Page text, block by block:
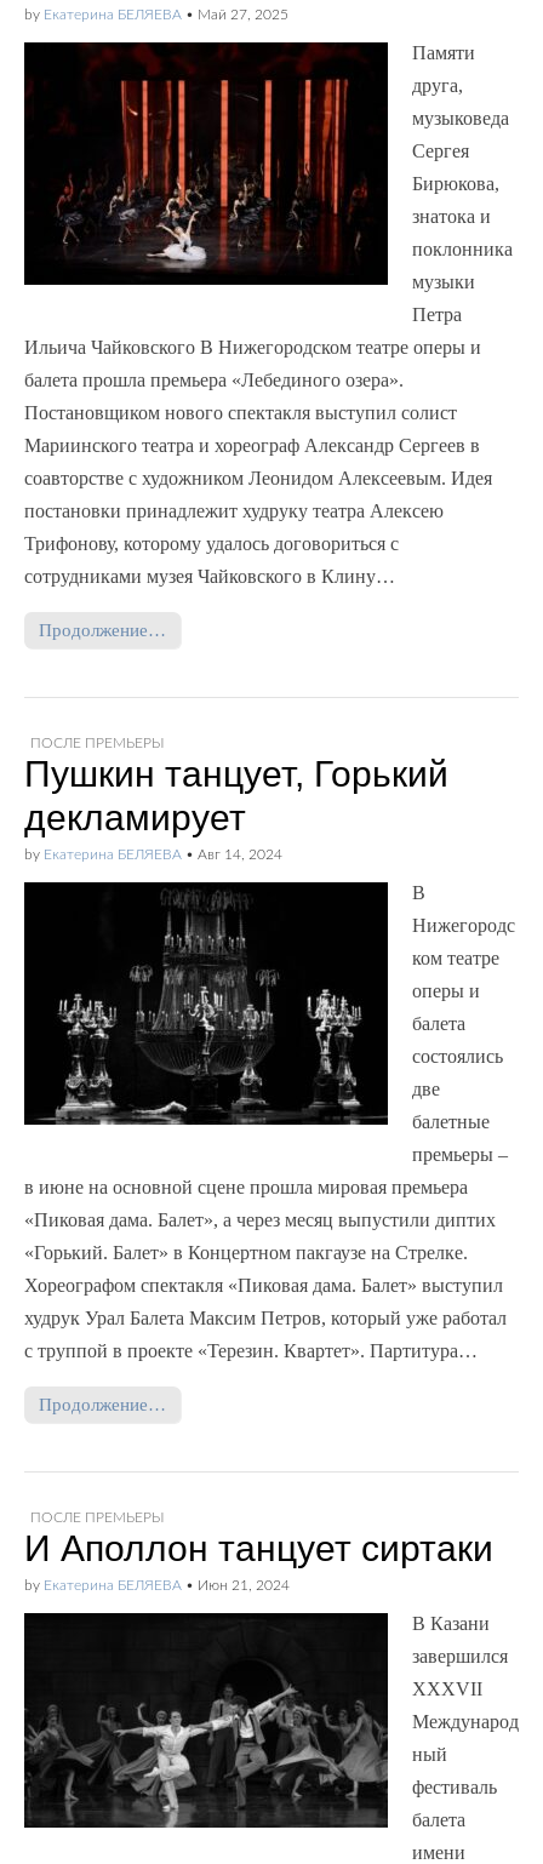
by Екатерина БЕЛЯЕВА • Май 27, 2025
Памяти
друга,
музыковеда
Сергея
Бирюкова,
знатока и
поклонника
музыки
Петра
Ильича Чайковского В Нижегородском театре оперы и
балета прошла премьера «Лебединого озера».
Постановщиком нового спектакля выступил солист
Мариинского театра и хореограф Александр Сергеев в
соавторстве с художником Леонидом Алексеевым. Идея
постановки принадлежит худруку театра Алексею
Трифонову, которому удалось договориться с
сотрудниками музея Чайковского в Клину…
Продолжение…
ПОСЛЕ ПРЕМЬЕРЫ
Пушкин танцует, Горький
декламирует
by Екатерина БЕЛЯЕВА • Авг 14, 2024
В
Нижегородс
ком театре
оперы и
балета
состоялись
две
балетные
премьеры –
в июне на основной сцене прошла мировая премьера
«Пиковая дама. Балет», а через месяц выпустили диптих
«Горький. Балет» в Концертном пакгаузе на Стрелке.
Хореографом спектакля «Пиковая дама. Балет» выступил
худрук Урал Балета Максим Петров, который уже работал
с труппой в проекте «Терезин. Квартет». Партитура…
Продолжение…
ПОСЛЕ ПРЕМЬЕРЫ
И Аполлон танцует сиртаки
by Екатерина БЕЛЯЕВА • Июн 21, 2024
В Казани
завершился
XXXVII
Международ
ный
фестиваль
балета
имени